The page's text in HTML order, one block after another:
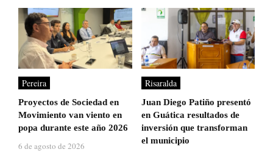
Pereira
Proyectos de Sociedad en
Movimiento van viento en
popa durante este año 2026
6 de agosto de 2026
Risaralda
Juan Diego Patiño presentó
en Guática resultados de
inversión que transforman
el municipio